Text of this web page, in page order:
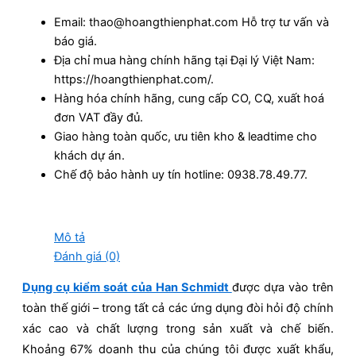
Email: thao@hoangthienphat.com Hỗ trợ tư vấn và
báo giá.
Địa chỉ mua hàng chính hãng tại Đại lý Việt Nam:
https://hoangthienphat.com/.
Hàng hóa chính hãng, cung cấp CO, CQ, xuất hoá
đơn VAT đầy đủ.
Giao hàng toàn quốc, ưu tiên kho & leadtime cho
khách dự án.
Chế độ bảo hành uy tín hotline: 0938.78.49.77.
Mô tả
Đánh giá (0)
Dụng cụ kiểm soát của Han Schmidt được dựa vào trên
toàn thế giới – trong tất cả các ứng dụng đòi hỏi độ chính
xác cao và chất lượng trong sản xuất và chế biến.
Khoảng 67% doanh thu của chúng tôi được xuất khẩu,